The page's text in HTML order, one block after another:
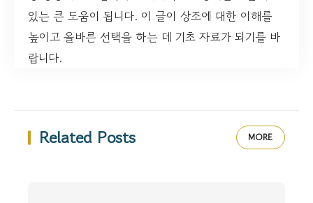
있는 큰 도움이 됩니다. 이 글이 상조에 대한 이해를
높이고 올바른 선택을 하는 데 기초 자료가 되기를 바
랍니다.
Related Posts MORE